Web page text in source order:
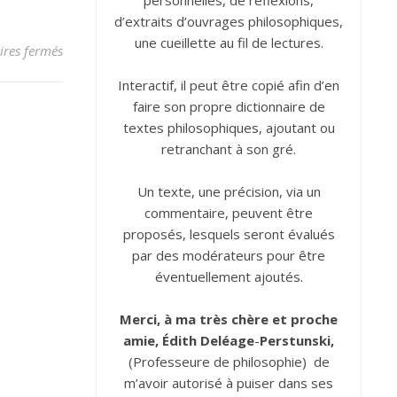
ferméssur Bêtise
d’extraits d’ouvrages philosophiques,
une cueillette au fil de lectures.
Interactif, il peut être copié afin d’en
faire son propre dictionnaire de
textes philosophiques, ajoutant ou
retranchant à son gré.
Un texte, une précision, via un
commentaire, peuvent être
proposés, lesquels seront évalués
par des modérateurs pour être
éventuellement ajoutés.
Merci, à ma très chère et proche
amie, Édith Deléage-Perstunski,
(Professeure de philosophie) de
m’avoir autorisé à puiser dans ses